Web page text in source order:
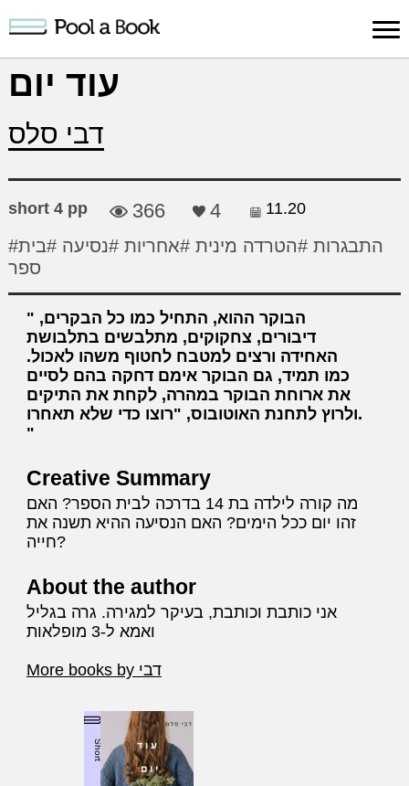
Sign in
Publish
Book
עוד יום
דבי סלס
short 4 pp 366 4 11.20
#התבגרות#הטרדה מינית#אחריות#נסיעה#בית
ספר
דיבורים, צחקוקים, מתלבשים בתלבושת
האחידה ורצים למטבח לחטוף משהו לאכול.
כמו תמיד, גם הבוקר אימם דחקה בהם לסיים
את ארוחת הבוקר במהרה, לקחת את התיקים
ולרוץ לתחנת האוטובוס, "רוצו כדי שלא תאחרו.
Creative Summary
מה קורה לילדה בת 14 בדרכה לבית הספר? האם
זהו יום ככל הימים? האם הנסיעה ההיא תשנה את
חייה?
About the author
אני כותבת וכותבת, בעיקר למגירה. גרה בגליל
ואמא ל-3 מופלאות
More books by דבי
Short